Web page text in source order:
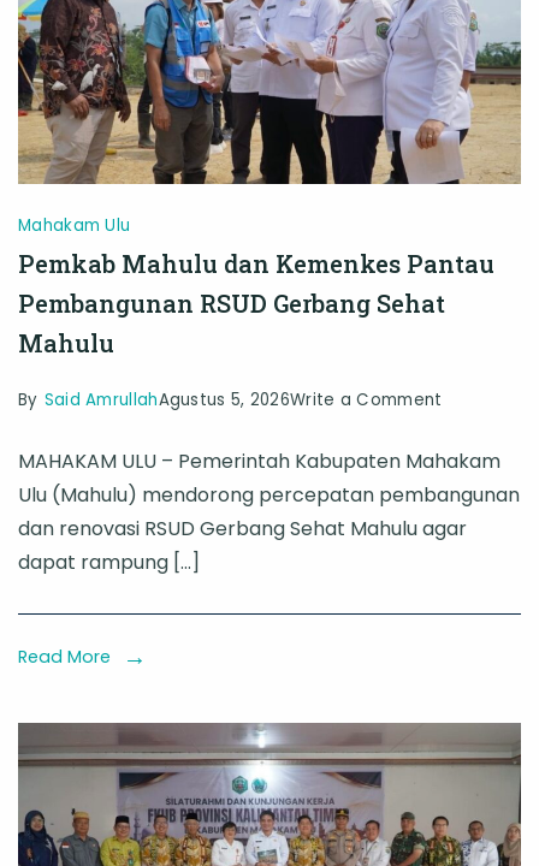
Mahakam Ulu
Pemkab Mahulu dan Kemenkes Pantau
Pembangunan RSUD Gerbang Sehat
Mahulu
By Said AmrullahAgustus 5, 2026Write a Comment
Mahulu
dan
Kemenkes
Sehat
Mahulu
MAHAKAM ULU – Pemerintah Kabupaten Mahakam
Ulu (Mahulu) mendorong percepatan pembangunan
dan renovasi RSUD Gerbang Sehat Mahulu agar
dapat rampung […]
Read More